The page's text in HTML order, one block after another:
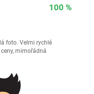
100 %
foto. Velmi rychlé
mimořádná